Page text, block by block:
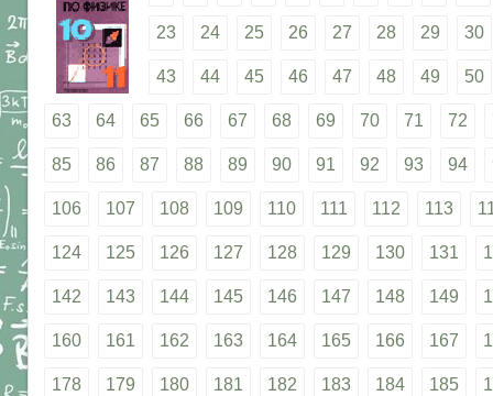
23 24 25 26 27 28 29 30
43 44 45 46 47 48 49 50
63 64 65 66 67 68 69 70 71 72
85 86 87 88 89 90 91 92 93 94
106 107 108 109 110 111 112 113
124 125 126 127 128 129 130 131
142 143 144 145 146 147 148 149
160 161 162 163 164 165 166 167
178 179 180 181 182 183 184 185